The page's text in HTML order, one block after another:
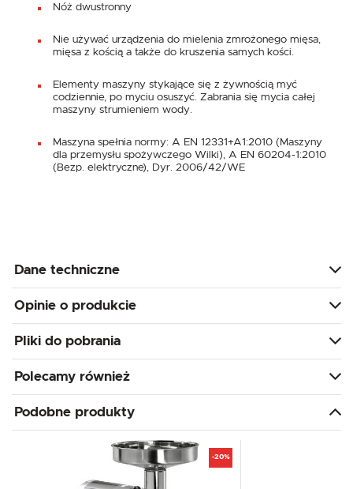
Nóż dwustronny
Nie używać urządzenia do mielenia zmrożonego mięsa,
mięsa z kością a także do kruszenia samych kości.
Elementy maszyny stykające się z żywnością myć
codziennie, po myciu osuszyć. Zabrania się mycia całej
maszyny strumieniem wody.
Maszyna spełnia normy: A EN 12331+A1:2010 (Maszyny
dla przemysłu spożywczego Wilki), A EN 60204-1:2010
(Bezp. elektryczne), Dyr. 2006/42/WE
Dane techniczne
Opinie o produkcie
Pliki do pobrania
Polecamy również
Podobne produkty
-20%